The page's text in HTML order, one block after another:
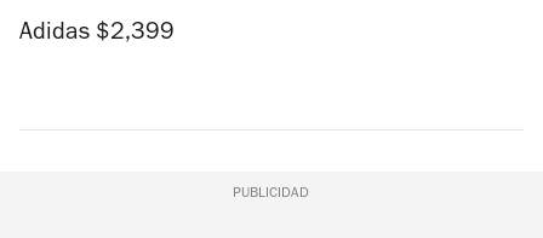
Adidas $2,399
PUBLICIDAD